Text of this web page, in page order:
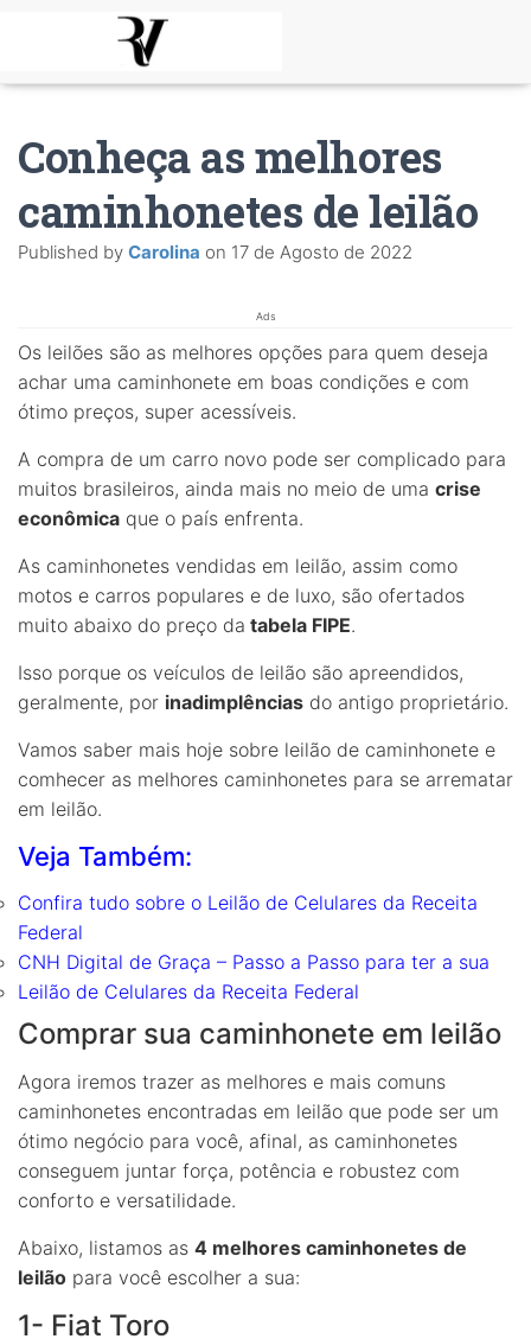
Conheça as melhores
caminhonetes de leilão
Published by Carolina on 17 de Agosto de 2022
Ads
Os leilões são as melhores opções para quem deseja
achar uma caminhonete em boas condições e com
ótimo preços, super acessíveis.
A compra de um carro novo pode ser complicado para
muitos brasileiros, ainda mais no meio de uma crise
econômica que o país enfrenta.
As caminhonetes vendidas em leilão, assim como
motos e carros populares e de luxo, são ofertados
muito abaixo do preço da tabela FIPE.
Isso porque os veículos de leilão são apreendidos,
geralmente, por inadimplências do antigo proprietário.
Vamos saber mais hoje sobre leilão de caminhonete e
comhecer as melhores caminhonetes para se arrematar
em leilão.
Veja Também:
Confira tudo sobre o Leilão de Celulares da Receita
Federal
CNH Digital de Graça – Passo a Passo para ter a sua
Leilão de Celulares da Receita Federal
Comprar sua caminhonete em leilão
Agora iremos trazer as melhores e mais comuns
caminhonetes encontradas em leilão que pode ser um
ótimo negócio para você, afinal, as caminhonetes
conseguem juntar força, potência e robustez com
conforto e versatilidade.
Abaixo, listamos as 4 melhores caminhonetes de
leilão para você escolher a sua:
1- Fiat Toro